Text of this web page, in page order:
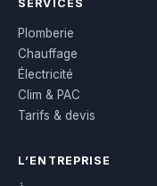
SERVICES
Plomberie
Chauffage
Électricité
Clim & PAC
Tarifs & devis
L’ENTREPRISE